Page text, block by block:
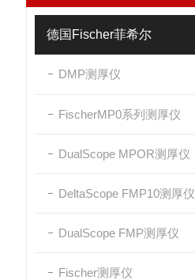
德国Fischer菲希尔
DMP测厚仪
FischerMP0系列测厚仪
DualScope MPOR测厚仪
DeltaScope FMP10测厚仪
DualScope FMP测厚仪
Fischer测厚仪